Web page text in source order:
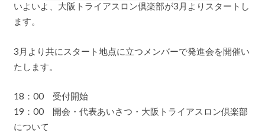
いよいよ、大阪トライアスロン倶楽部が3月よりスタートし
ます。
3月より共にスタート地点に立つメンバーで発進会を開催い
たします。
18：00 受付開始
19：00 開会・代表あいさつ・大阪トライアスロン倶楽部
について